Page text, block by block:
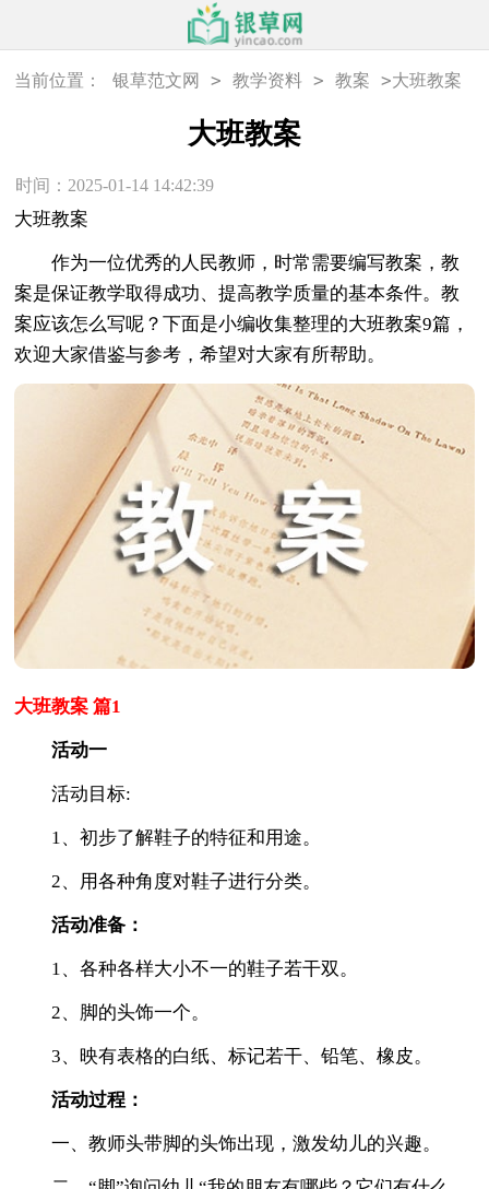
当前位置： 银草范文网 > 教学资料 > 教案 >大班教案
大班教案
时间：2025-01-14 14:42:39
大班教案
作为一位优秀的人民教师，时常需要编写教案，教
案是保证教学取得成功、提高教学质量的基本条件。教
案应该怎么写呢？下面是小编收集整理的大班教案9篇，
欢迎大家借鉴与参考，希望对大家有所帮助。
大班教案 篇1
活动一
活动目标:
1、初步了解鞋子的特征和用途。
2、用各种角度对鞋子进行分类。
活动准备：
1、各种各样大小不一的鞋子若干双。
2、脚的头饰一个。
3、映有表格的白纸、标记若干、铅笔、橡皮。
活动过程：
一、教师头带脚的头饰出现，激发幼儿的兴趣。